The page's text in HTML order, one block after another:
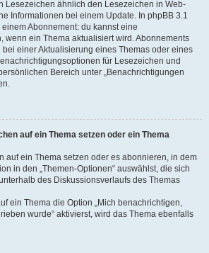
Lesezeichen ähnlich den Lesezeichen in Web-
Informationen bei einem Update. In phpBB 3.1
Abonnement: du kannst eine
wenn ein Thema aktualisiert wird. Abonnements
einer Aktualisierung eines Themas oder eines
für Lesezeichen und
Bereich unter „Benachrichtigungen
auf ein Thema setzen oder ein Thema
auf ein Thema setzen oder es abonnieren, in dem
in den „Themen-Optionen“ auswählst, die sich
des Diskussionsverlaufs des Themas
ein Thema die Option „Mich benachrichtigen,
wurde“ aktivierst, wird das Thema ebenfalls